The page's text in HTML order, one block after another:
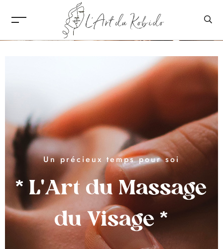
Un précieux temps pour soi
* L'Art du Massage
du Visage *